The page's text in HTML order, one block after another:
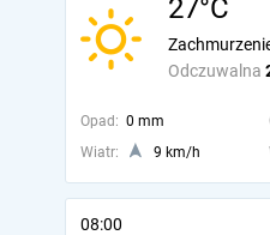
27°C
Odczuwalna
Opad: 0 mm
Wiatr:
9 km/h
08:00